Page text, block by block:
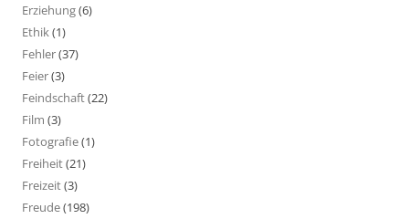
Erziehung(6)
Ethik(1)
Fehler(37)
Feier(3)
Feindschaft(22)
Film (3)
Fotografie(1)
Freiheit(21)
Freizeit(3)
Freude(198)